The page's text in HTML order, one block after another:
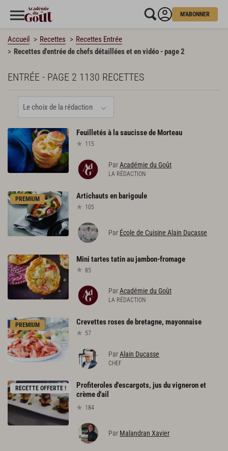
M'ABONNER
Accueil Recettes
Recettes Entrée
Recettes d'entrée de chefs détaillées et en vidéo - page 2
ENTRÉE - PAGE 2 1130 RECETTES
Feuilletésà lasaucissede Morteau
115
ParAcadémie du Goût
LA RÉDACTION
PREMIUM Artichautsen barigoule
105
Par École de Cuisine Alain Ducasse
Mini tartestatinaujambon-fromage
85
ParAcadémie du Goût
LA RÉDACTION
PREMIUM Crevettesrosesde bretagne, mayonnaise
57
ParAlain Ducasse
CHEF
RECETTE OFFERTE !
Profiteroles d'escargots, jus du vigneron et
crème d'ail
184
Par Malandran Xavier